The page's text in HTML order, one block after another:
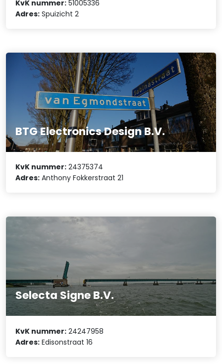
KvK nummer: 51005336
Adres: Spuizicht 2
BTG Electronics Design B.V.
KvK nummer: 24375374
Adres: Anthony Fokkerstraat 21
Selecta Signe B.V.
KvK nummer: 24247958
Adres: Edisonstraat 16